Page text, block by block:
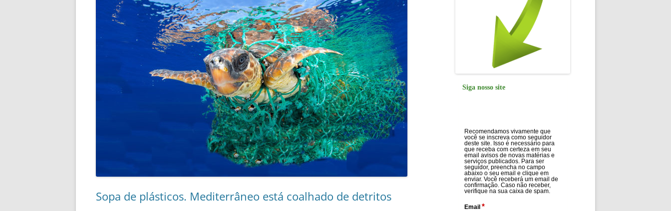
Sopa de plásticos. Mediterrâneo está coalhado de detritos
Siga nosso site
Recomendamos vivamente que
você se inscreva como seguidor
deste site. Isso é necessário para
que receba com certeza em seu
email avisos de novas matérias e
serviços publicados. Para ser
seguidor, preencha no campo
abaixo o seu email e clique em
enviar. Você receberá um email de
confirmação. Caso não receber,
verifique na sua caixa de spam.
Email *